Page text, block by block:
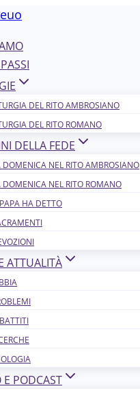
DEL RITO AMBROSIANO
DEL RITO ROMANO
DELLA FEDE
DOMENICA NEL R​​​​​​ITO AMBROSIANO
DOMENICA NEL RITO ROMANO
HA DETTO
ATTUALITÀ
E PODCAST